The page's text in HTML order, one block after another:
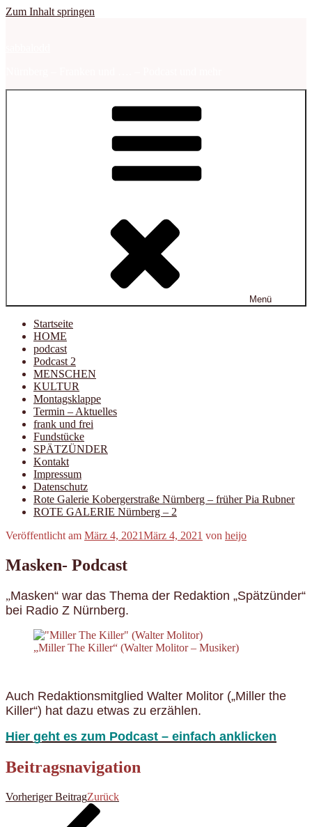
Zum Inhalt springen
Menü
Startseite
HOME
podcast
Podcast 2
MENSCHEN
KULTUR
Montagsklappe
Termin – Aktuelles
frank und frei
Fundstücke
SPÄTZÜNDER
Kontakt
Impressum
Datenschutz
Rote Galerie Kobergerstraße Nürnberg – früher Pia Rubner
ROTE GALERIE Nürnberg – 2
Veröffentlicht am März 4, 2021März 4, 2021 von heijo
Masken- Podcast
„Masken“ war das Thema der Redaktion „Spätzünder“
bei Radio Z Nürnberg.
„Miller The Killer“ (Walter Molitor – Musiker)
Auch Redaktionsmitglied Walter Molitor („Miller the
Killer“) hat dazu etwas zu erzählen.
Hier geht es zum Podcast – einfach anklicken
Beitragsnavigation
Vorheriger BeitragZurück